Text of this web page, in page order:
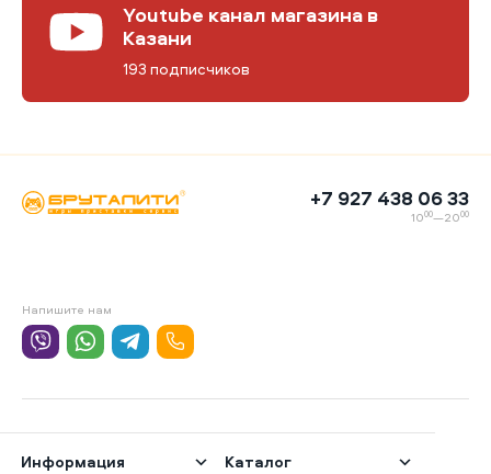
Youtube канал магазина в
Казани
193 подписчиков
Информация Каталог
+7 927 438 06 33
1000—2000
Напишите нам